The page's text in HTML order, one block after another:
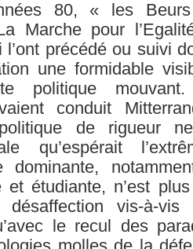
80, « les Beurs
Marche pour
l’ont précédé ou suivi
une formidable
politique mouvant.
conduit
politique de rigueur
qu’espérait
dominante,
et étudiante, n’est
vis-à-vis
le recul des